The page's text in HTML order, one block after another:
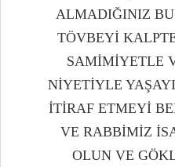
ALMADIĞINIZ
TÖVBEYİ
SAMİMİYETLE
NİYETİYLE
İTİRAF ETMEYİ
VE RABBİMİZ
OLUN VE